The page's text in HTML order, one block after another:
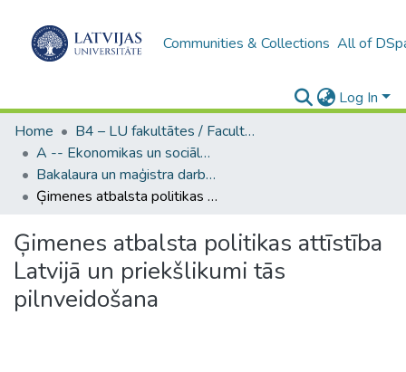
Communities & Collections All of
Log In
Home
B4 – LU fakultātes / Faculties of the UL
A -- Ekonomikas un sociālo zinātņu fakultāte / Faculty of Economics and Social Sciences
Bakalaura un maģistra darbi (ESZF) / Bachelor's and Master's theses
Ģimenes atbalsta politikas attīstība Latvijā un priekšlikumi tās pilnveidošana
Ģimenes atbalsta politikas attīstība
Latvijā un priekšlikumi tās
pilnveidošana